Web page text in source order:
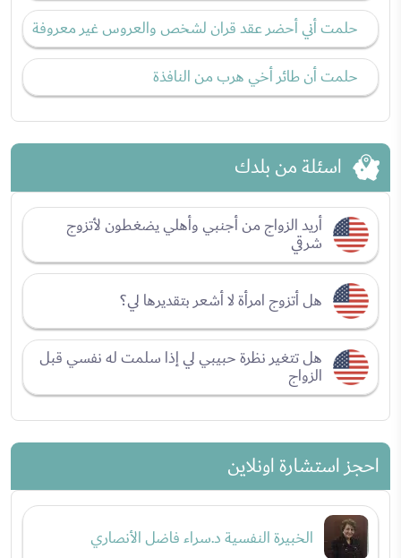
حلمت أني أحضر عقد قران لشخص والعروس غير معروفة
حلمت أن طائر أخي هرب من النافذة
اسئلة من بلدك
أريد الزواج من أجنبي وأهلي يضغطون لأتزوج
شرقي
هل أتزوج امرأة لا أشعر بتقديرها لي؟
هل تتغير نظرة حبيبي لي إذا سلمت له نفسي قبل
الزواج
احجز استشارة اونلاين
الخبيرة النفسية د.سراء فاضل الأنصاري